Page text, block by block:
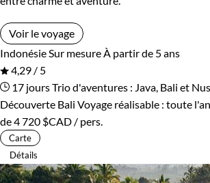
De 2 000 à 3 000 $CAD
Plus de 3 000 $CAD
Âge des enfants
Les 2/5 ans
Les 10/13 ans Les 14/16 ans
Voir le voyage
Indonésie Sur mesure À partir de 5 ans
4,29 / 5
17 joursTrio d'aventures : Java, Bali et
Découverte Bali Voyage réalisable : toute
de4 720 $CAD / pers.
Carte
Détails